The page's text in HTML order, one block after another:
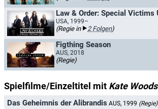
USA, 1999–
(Regie in 2 Folgen)
Figthing Season
AUS, 2018
(Regie)
Spielfilme/Einzeltitel mit Kate Woods
Das Geheimnis der Alibrandis AUS, 1999 (Regie)